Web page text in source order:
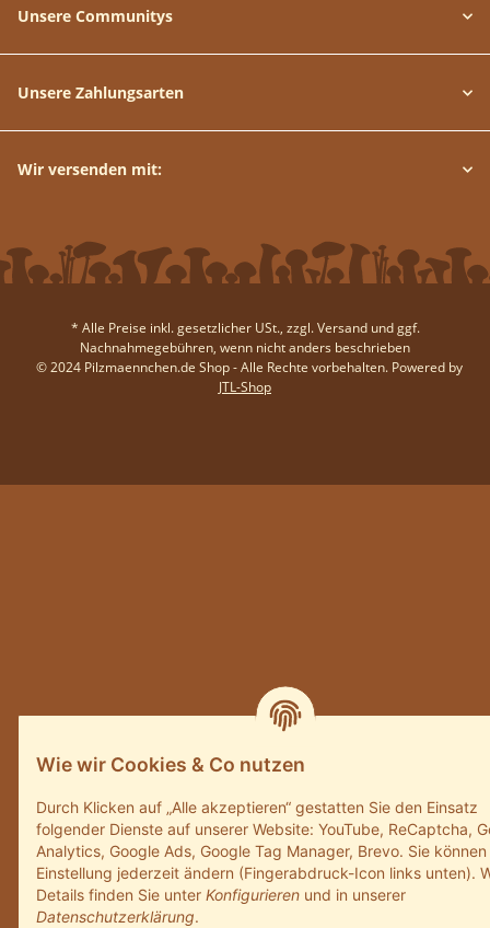
Wie wir Cookies & Co nutzen
Durch Klicken auf „Alle akzeptieren“ gestatten Sie den Einsatz
folgender Dienste auf unserer Website: YouTube, ReCaptcha,
Analytics, Google Ads, Google Tag Manager, Brevo. Sie
Einstellung jederzeit ändern (Fingerabdruck-Icon links unten).
Details finden Sie unter Konfigurieren und in unserer
Datenschutzerklärung.
Unsere Communitys
Unsere Zahlungsarten
Wir versenden mit:
* Alle Preise inkl. gesetzlicher USt., zzgl.Versandund ggf.
Nachnahmegebühren, wenn nicht anders beschrieben
© 2024 Pilzmaennchen.de Shop - Alle Rechte vorbehalten. Powered by
JTL-Shop